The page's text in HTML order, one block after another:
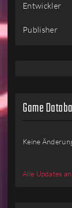
Entwickler
Publisher
Game
Keine
Alle Updates